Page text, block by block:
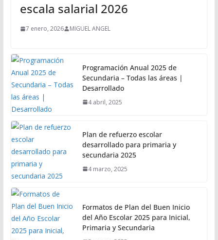
escala salarial 2026
7 enero, 2026 MIGUEL ANGEL
Programación Anual 2025 de
Secundaria – Todas las áreas |
Desarrollado
4 abril, 2025
Plan de refuerzo escolar
desarrollado para primaria y
secundaria 2025
4 marzo, 2025
Formatos de Plan del Buen Inicio
del Año Escolar 2025 para Inicial,
Primaria y Secundaria